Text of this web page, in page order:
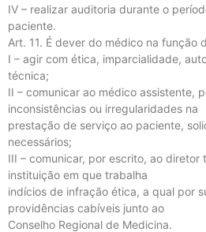
IV – realizar auditoria durante o
paciente.
Art. 11. É dever do médico na função
I – agir com ética, imparcialidade,
técnica;
II – comunicar ao médico assistente,
inconsistências ou irregularidades na
prestação de serviço ao paciente,
necessários;
III – comunicar, por escrito, ao diretor
instituição em que trabalha
indícios de infração ética, a qual por
providências cabíveis junto ao
Conselho Regional de Medicina.